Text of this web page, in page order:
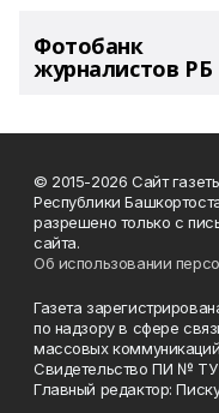
Фотобанк
журналистов РБ
© 2015-2026 Сайт
Республики
разрешено только с
сайта.
Об использовании
Газета
по надзору в сфере
массовых
Свидетельство ПИ № ТУ
Главный редактор: